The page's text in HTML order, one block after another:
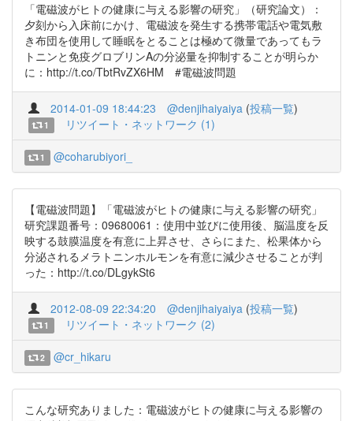
「電磁波がヒトの健康に与える影響の研究」（研究論文）：
夕刻から入床前にかけ、電磁波を発生する携帯電話や電気敷
き布団を使用して睡眠をとることは極めて微量であってもラ
トニンと免疫グロブリンAの分泌量を抑制することが明らか
に：http://t.co/TbtRvZX6HM #電磁波問題
2014-01-09 18:44:23 @denjihaiyaiya (投稿一覧)
1 リツイート・ネットワーク (1)
1 @coharubiyori_
【電磁波問題】「電磁波がヒトの健康に与える影響の研究」
研究課題番号：09680061：使用中並びに使用後、脳温度を反
映する鼓膜温度を有意に上昇させ、さらにまた、松果体から
分泌されるメラトニンホルモンを有意に減少させることが判
った：http://t.co/DLgykSt6
2012-08-09 22:34:20 @denjihaiyaiya (投稿一覧)
1 リツイート・ネットワーク (2)
2 @cr_hikaru
こんな研究ありました：電磁波がヒトの健康に与える影響の